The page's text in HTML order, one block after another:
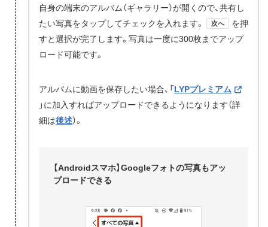
自身の端末のアルバム（ギャラリー）が開くので、共有し
たい写真をタップしてチェックを入れます。
次へ
を押
すと選択が完了します。写真は一度に300枚までアップ
ロード可能です。
アルバムに動画を保存したい場合、「LYPプレミアム
」に加入すればアップロードできるようになります（詳
細は後述）。
【Androidスマホ】Googleフォトの写真もアッ
プロードできる